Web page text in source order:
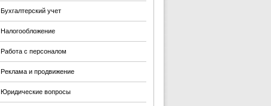
Бухгалтерский учет
Налогообложение
Работа с персоналом
Реклама и продвижение
Юридические вопросы